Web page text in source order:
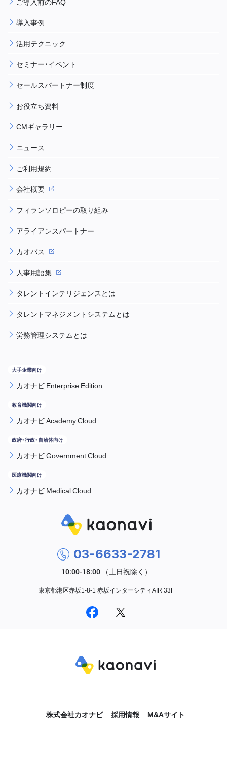
導入事例
活用テクニック
セミナー・イベント
セールスパートナー制度
お役立ち資料
CMギャラリー
ニュース
ご利用規約
会社概要
フィランソロピーの取り組み
アライアンスパートナー
カオパス
人事用語集
タレントインテリジェンスとは
タレントマネジメントシステムとは
労務管理システムとは
カオナビ Enterprise Edition
カオナビ Academy Cloud
カオナビ Government Cloud
カオナビ Medical Cloud
03-6633-2781
東京都港区赤坂1-8-1 赤坂インターシティAIR 33F
株式会社カオナビ 採用情報 M&Aサイト